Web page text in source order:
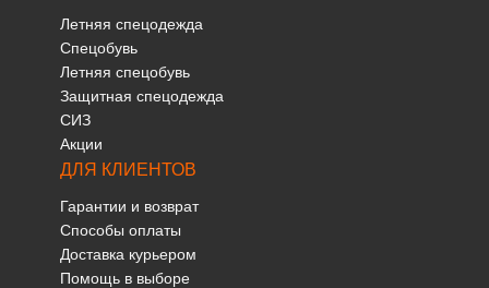
Летняя спецодежда
Спецобувь
Летняя спецобувь
Защитная спецодежда
СИЗ
Акции
ДЛЯ КЛИЕНТОВ
Гарантии и возврат
Способы оплаты
Доставка курьером
Помощь в выборе